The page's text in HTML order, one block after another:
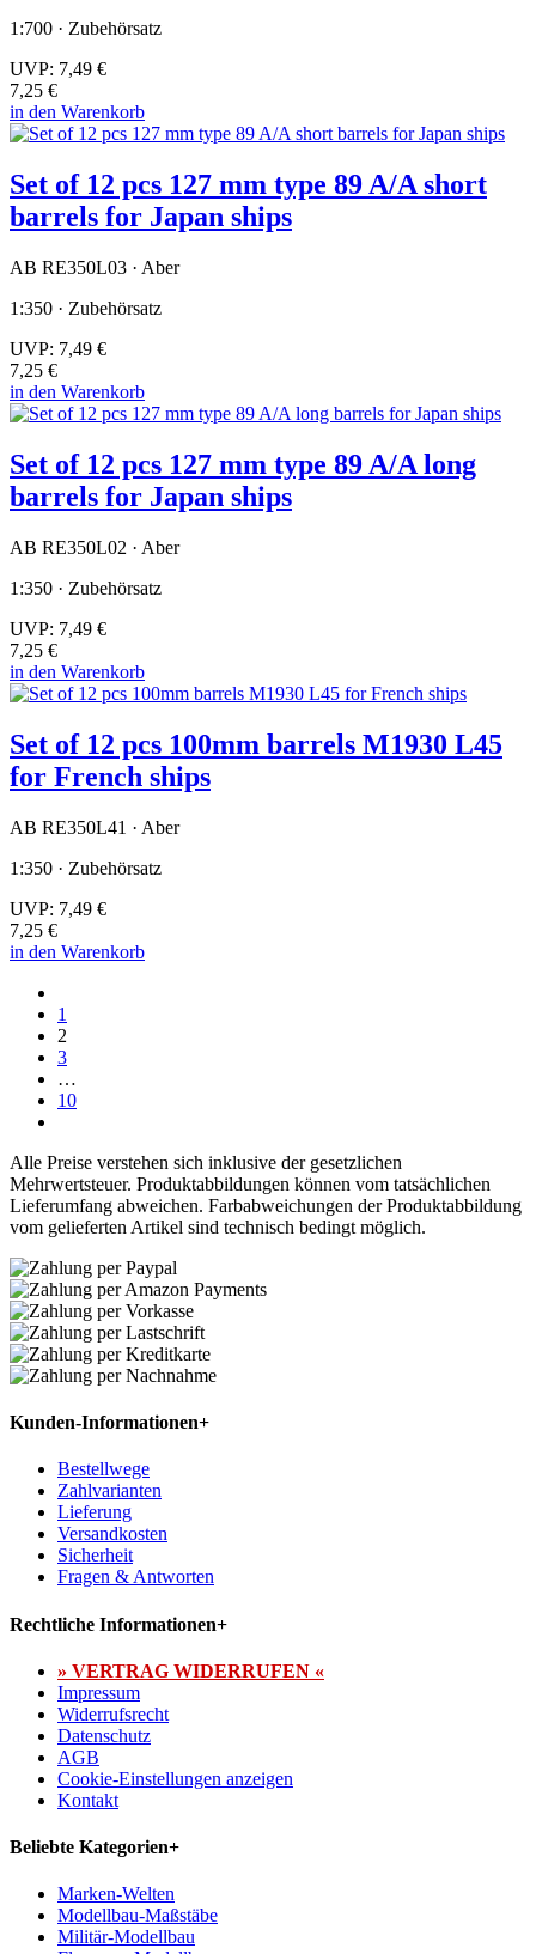
1:700 · Zubehörsatz
UVP: 7,49 €
7,25 €
in den Warenkorb
Set of 12 pcs 127 mm type 89 A/A short
barrels for Japan ships
AB RE350L03 · Aber
1:350 · Zubehörsatz
UVP: 7,49 €
7,25 €
in den Warenkorb
Set of 12 pcs 127 mm type 89 A/A long
barrels for Japan ships
AB RE350L02 · Aber
1:350 · Zubehörsatz
UVP: 7,49 €
7,25 €
in den Warenkorb
Set of 12 pcs 100mm barrels M1930 L45
for French ships
AB RE350L41 · Aber
1:350 · Zubehörsatz
UVP: 7,49 €
7,25 €
in den Warenkorb
1
2
3
…
10
Alle Preise verstehen sich inklusive der gesetzlichen
Mehrwertsteuer. Produktabbildungen können vom tatsächlichen
Lieferumfang abweichen. Farbabweichungen der Produktabbildung
vom gelieferten Artikel sind technisch bedingt möglich.
Kunden-Informationen+
Bestellwege
Zahlvarianten
Lieferung
Versandkosten
Sicherheit
Fragen & Antworten
Rechtliche Informationen+
» VERTRAG WIDERRUFEN «
Impressum
Widerrufsrecht
Datenschutz
AGB
Cookie-Einstellungen anzeigen
Kontakt
Beliebte Kategorien+
Marken-Welten
Modellbau-Maßstäbe
Militär-Modellbau